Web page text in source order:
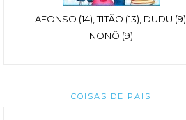
AFONSO (14), TITÃO (13), DUDU (9),
NONÔ (9)
COISAS DE PAIS